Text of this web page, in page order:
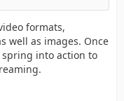
formats,
well as images. Once
into action to